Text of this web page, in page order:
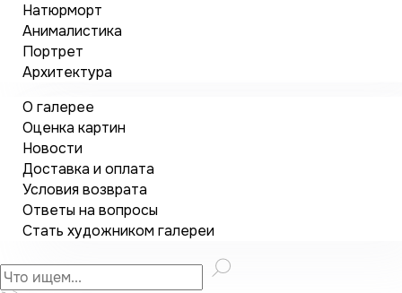
Натюрморт
Анималистика
Портрет
Архитектура
О галерее
Оценка картин
Новости
Доставка и оплата
Условия возврата
Ответы на вопросы
Стать художником галереи